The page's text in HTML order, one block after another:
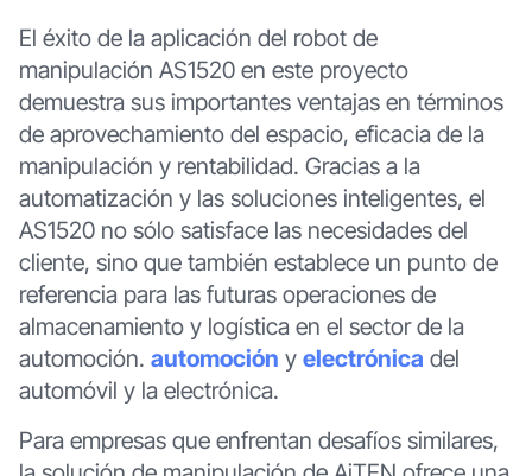
El éxito de la aplicación del robot de
manipulación AS1520 en este proyecto
demuestra sus importantes ventajas en términos
de aprovechamiento del espacio, eficacia de la
manipulación y rentabilidad. Gracias a la
automatización y las soluciones inteligentes, el
AS1520 no sólo satisface las necesidades del
cliente, sino que también establece un punto de
referencia para las futuras operaciones de
almacenamiento y logística en el sector de la
automoción. automoción y electrónica del
automóvil y la electrónica.
Para empresas que enfrentan desafíos similares,